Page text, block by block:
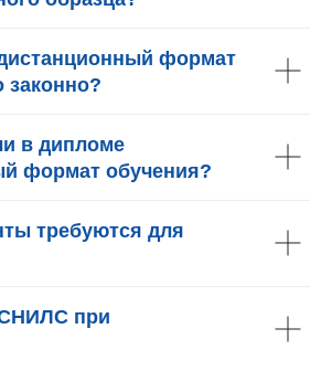
формат
законно?
в дипломе
формат обучения?
требуются для
при